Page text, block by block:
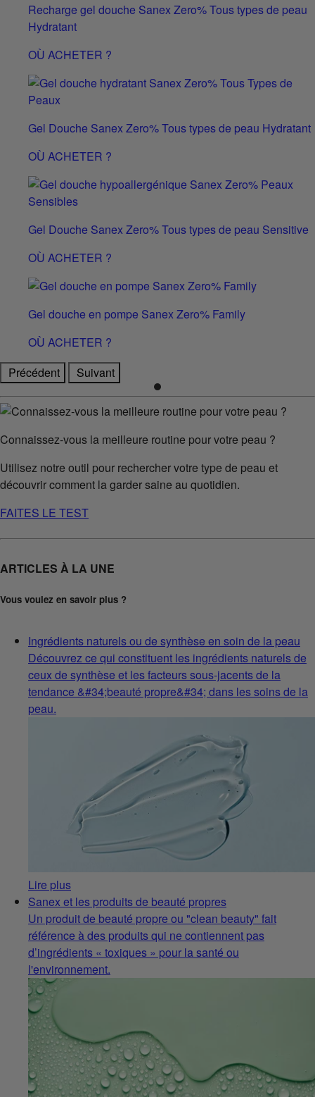
Recharge gel douche Sanex Zero% Tous types de peau
Hydratant
OÙ ACHETER ?
Gel Douche Sanex Zero% Tous types de peau Hydratant
OÙ ACHETER ?
Gel Douche Sanex Zero% Tous types de peau Sensitive
OÙ ACHETER ?
Gel douche en pompe Sanex Zero% Family
OÙ ACHETER ?
Précédent
Suivant
Connaissez-vous la meilleure routine pour votre peau ?
Utilisez notre outil pour rechercher votre type de peau et
découvrir comment la garder saine au quotidien.
FAITES LE TEST
ARTICLES À LA UNE
Vous voulez en savoir plus ?
Ingrédients naturels ou de synthèse en soin de la peau
Découvrez ce qui constituent les ingrédients naturels de
ceux de synthèse et les facteurs sous-jacents de la
tendance &#34;beauté propre&#34; dans les soins de la
peau.
Lire plus
Sanex et les produits de beauté propres
Un produit de beauté propre ou "clean beauty" fait
référence à des produits qui ne contiennent pas
d’ingrédients « toxiques » pour la santé ou
l'environnement.